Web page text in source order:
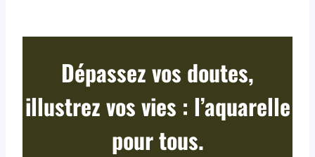
Dépassez vos doutes,
illustrez vos vies : l’aquarelle
pour tous.